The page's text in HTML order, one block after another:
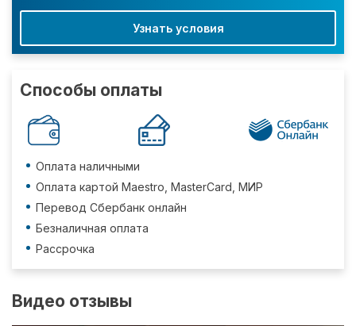
Узнать условия
Способы оплаты
Оплата наличными
Оплата картой Maestro, MasterCard, МИР
Перевод Сбербанк онлайн
Безналичная оплата
Рассрочка
Видео отзывы